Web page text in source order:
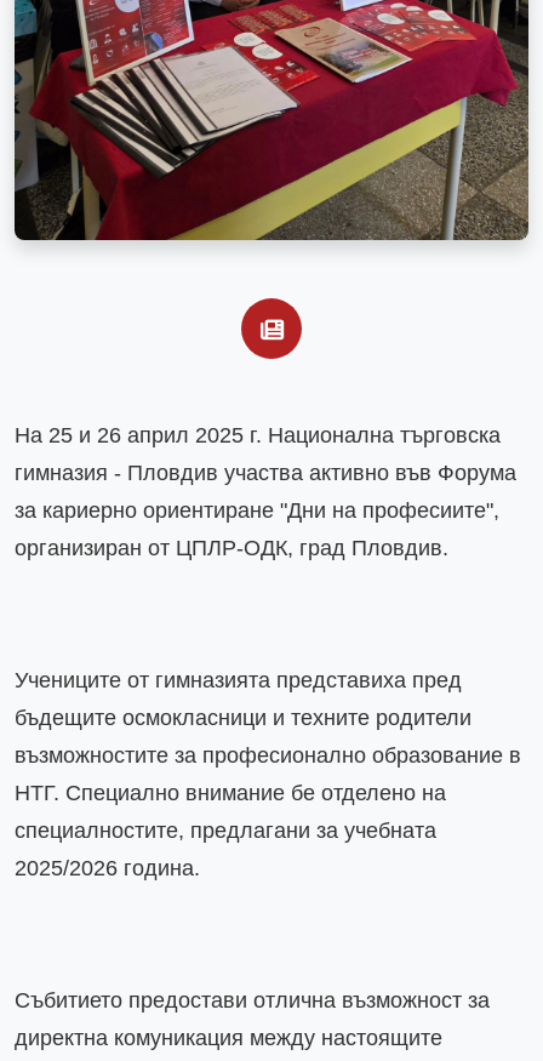
На 25 и 26 април 2025 г. Национална търговска
гимназия - Пловдив участва активно във Форума
за кариерно ориентиране "Дни на професиите",
организиран от ЦПЛР-ОДК, град Пловдив.
Учениците от гимназията представиха пред
бъдещите осмокласници и техните родители
възможностите за професионално образование в
НТГ. Специално внимание бе отделено на
специалностите, предлагани за учебната
2025/2026 година.
Събитието предостави отлична възможност за
директна комуникация между настоящите